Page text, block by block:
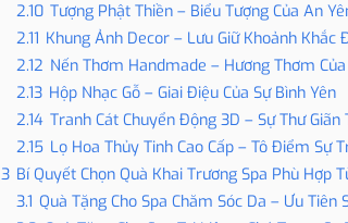
2.10 Tượng Phật Thiền – Biểu Tượng Của An
2.11 Khung Ảnh Decor – Lưu Giữ Khoảnh Khắc
2.12 Nến Thơm Handmade – Hương Thơm Của
2.13 Hộp Nhạc Gỗ – Giai Điệu Của Sự Bình Yên
2.14 Tranh Cát Chuyển Động 3D – Sự Thư
2.15 Lọ Hoa Thủy Tinh Cao Cấp – Tô Điểm Sự
3 Bí Quyết Chọn Quà Khai Trương Spa Phù Hợp
3.1 Quà Tặng Cho Spa Chăm Sóc Da – Ưu Tiên